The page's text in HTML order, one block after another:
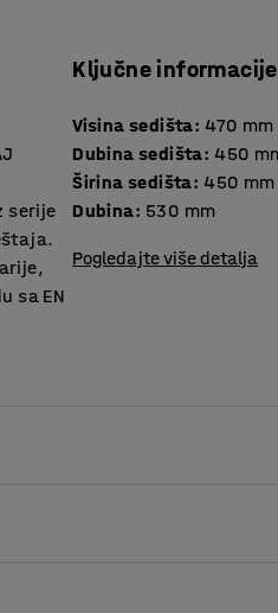
serije
sa EN
Ključne informacije
Visina sedišta: 470 mm
Dubina sedišta: 450
Širina sedišta: 450 mm
Dubina: 530 mm
Pogledajte više detalja
i škole.